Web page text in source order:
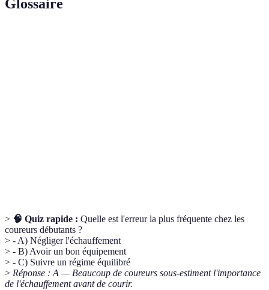
Glossaire
> 🧠 Quiz rapide : Quelle est l'erreur la plus fréquente chez les
coureurs débutants ?
> - A) Négliger l'échauffement
> - B) Avoir un bon équipement
> - C) Suivre un régime équilibré
> Réponse : A — Beaucoup de coureurs sous-estiment l'importance
de l'échauffement avant de courir.